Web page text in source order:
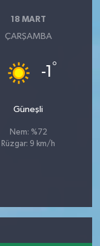
18 MART
ÇARŞAMBA
-1 °
Güneşli
Nem: %72
Rüzgar: 9 km/h